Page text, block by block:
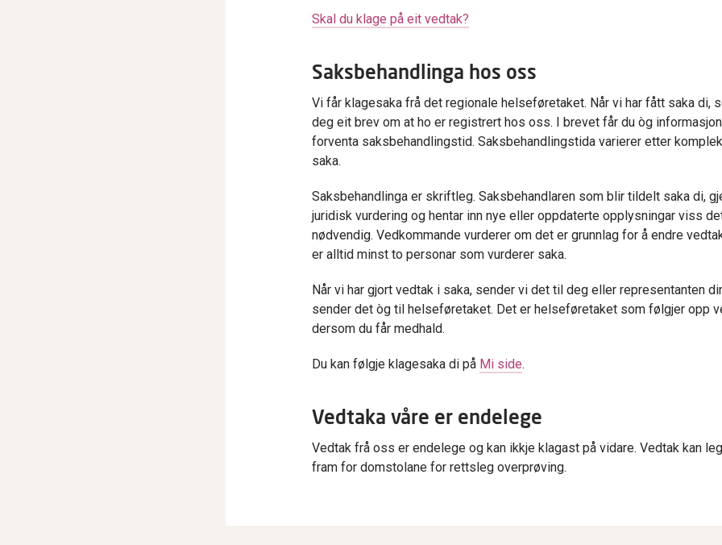
Skal du klage på eit vedtak?
Saksbehandlinga hos oss
Vi får klagesaka frå det regionale helseføretaket. Når vi har fått saka di,
deg eit brev om at ho er registrert hos oss. I brevet får du òg
forventa saksbehandlingstid. Saksbehandlingstida varierer etter
saka.
Saksbehandlinga er skriftleg. Saksbehandlaren som blir tildelt saka di,
juridisk vurdering og hentar inn nye eller oppdaterte opplysningar viss
nødvendig. Vedkommande vurderer om det er grunnlag for å endre
er alltid minst to personar som vurderer saka.
Når vi har gjort vedtak i saka, sender vi det til deg eller representanten
sender det òg til helseføretaket. Det er helseføretaket som følgjer opp
dersom du får medhald.
Du kan følgje klagesaka di på Mi side.
Vedtaka våre er endelege
Vedtak frå oss er endelege og kan ikkje klagast på vidare. Vedtak kan
fram for domstolane for rettsleg overprøving.